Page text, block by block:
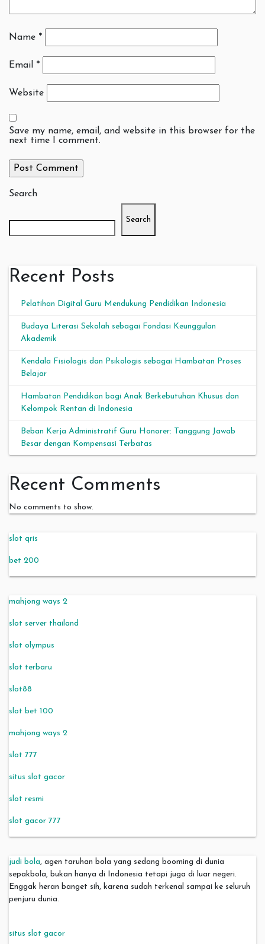
Name *
Email *
Website
Save my name, email, and website in this browser for the
next time I comment.
Search
Search
Recent Posts
Pelatihan Digital Guru Mendukung Pendidikan Indonesia
Budaya Literasi Sekolah sebagai Fondasi Keunggulan
Akademik
Kendala Fisiologis dan Psikologis sebagai Hambatan Proses
Belajar
Hambatan Pendidikan bagi Anak Berkebutuhan Khusus dan
Kelompok Rentan di Indonesia
Beban Kerja Administratif Guru Honorer: Tanggung Jawab
Besar dengan Kompensasi Terbatas
Recent Comments
No comments to show.
slot qris
bet 200
mahjong ways 2
slot server thailand
slot olympus
slot terbaru
slot88
slot bet 100
mahjong ways 2
slot 777
situs slot gacor
slot resmi
slot gacor 777
judi bola, agen taruhan bola yang sedang booming di dunia
sepakbola, bukan hanya di Indonesia tetapi juga di luar negeri.
Enggak heran banget sih, karena sudah terkenal sampai ke seluruh
penjuru dunia.
situs slot gacor